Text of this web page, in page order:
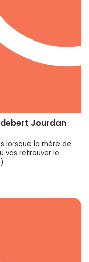
Jourdan
lorsque la mère de
vas retrouver le